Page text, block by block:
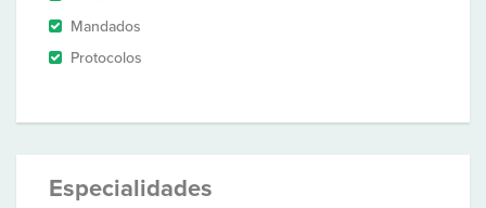
Mandados
Protocolos
Especialidades